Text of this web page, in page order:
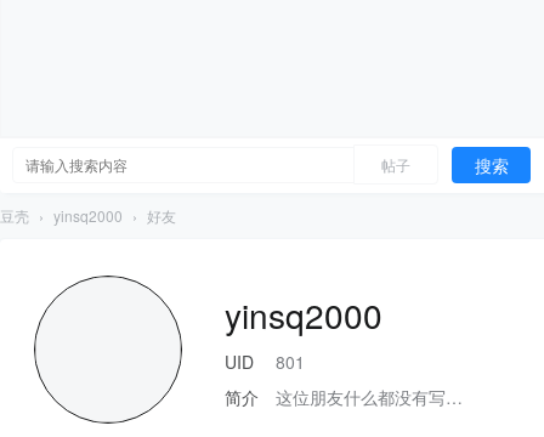
帖子 搜索
豆壳 › yinsq2000 › 好友
yinsq2000
UID
801
简介
这位朋友什么都没有写…